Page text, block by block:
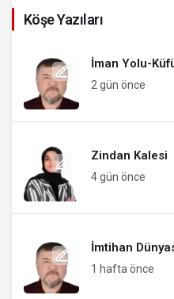
Köşe Yazıları
İman Yolu-
2 gün önce
Zindan Kalesi
4 gün önce
İmtihan
1 hafta önce